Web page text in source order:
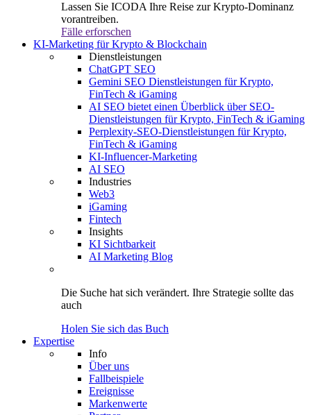
Lassen Sie ICODA Ihre Reise zur Krypto-Dominanz
vorantreiben.
Fälle erforschen
KI-Marketing für Krypto & Blockchain
Dienstleistungen
ChatGPT SEO
Gemini SEO Dienstleistungen für Krypto,
FinTech & iGaming
AI SEO bietet einen Überblick über SEO-
Dienstleistungen für Krypto, FinTech & iGaming
Perplexity-SEO-Dienstleistungen für Krypto,
FinTech & iGaming
KI-Influencer-Marketing
AI SEO
Industries
Web3
iGaming
Fintech
Insights
KI Sichtbarkeit
AI Marketing Blog
Die Suche hat sich verändert. Ihre Strategie sollte das
auch
Holen Sie sich das Buch
Expertise
Info
Über uns
Fallbeispiele
Ereignisse
Markenwerte